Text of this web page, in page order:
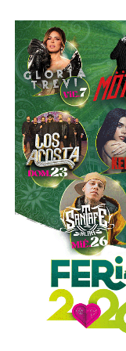
Esa conversión
Azcárraga ha
de la compañía,
familiar y una clase
del voto de la
capital tenga cada
Emilio Azcárraga
financiero que
dos hombres
mismo tiempo,
dueño accionario